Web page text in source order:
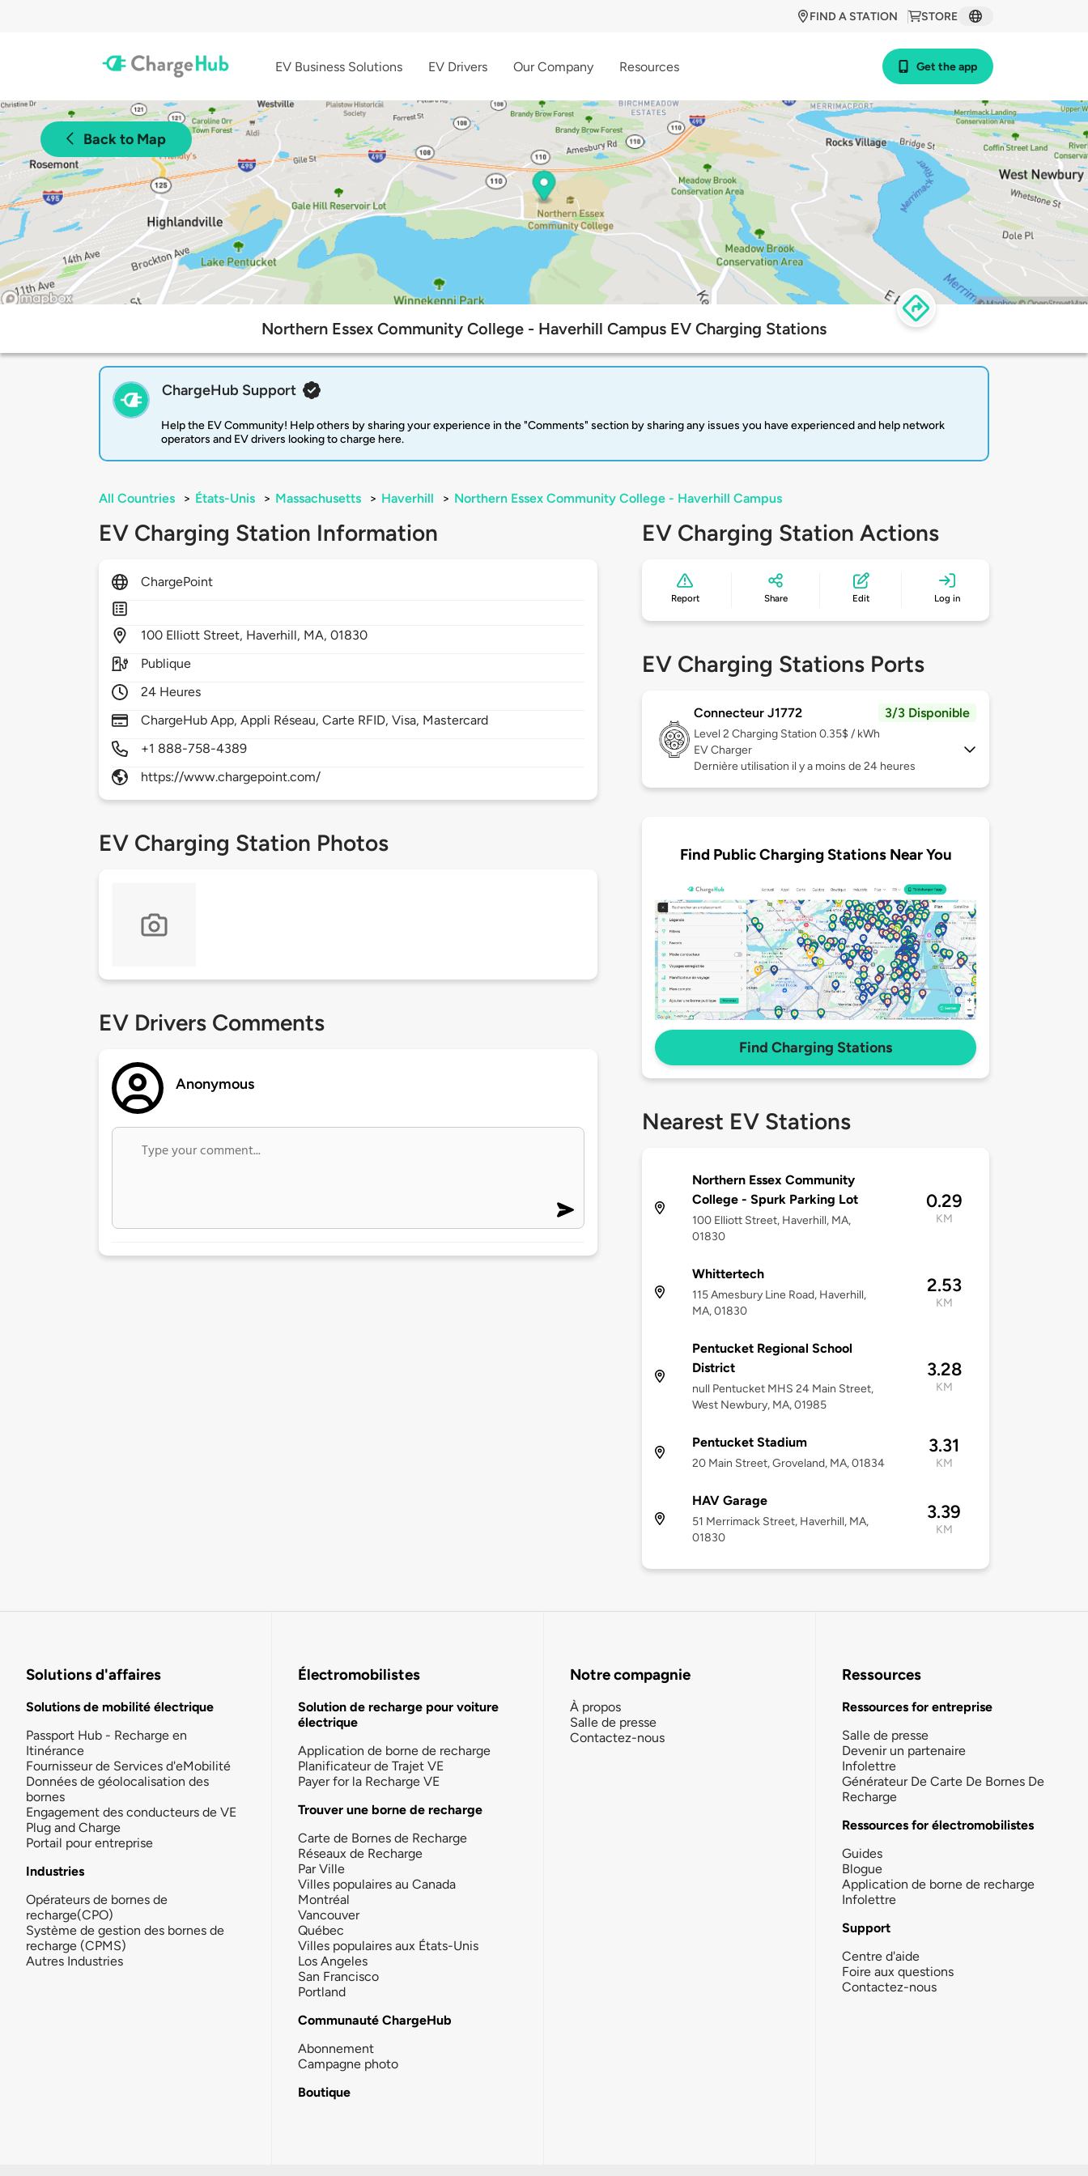
STORE
FIND A STATION
EV Business Solutions EV Drivers Our Company Resources Get the app
Back to Map
Northern Essex Community College - Haverhill Campus EV Charging Stations
ChargeHub Support
Help the EV Community! Help others by sharing your experience in the "Comments" section by sharing any issues you have experienced and help network
operators and EV drivers looking to charge here.
All Countries > États-Unis > Massachusetts > Haverhill > Northern Essex Community College - Haverhill Campus
EV Charging Station Information
ChargePoint
100 Elliott Street, Haverhill, MA,01830
Publique
24 Heures
ChargeHub App, Appli Réseau, Carte RFID, Visa, Mastercard
+1 888-758-4389
https://www.chargepoint.com/
EV Charging Station Photos
EV Drivers Comments
Anonymous
EV Charging Station Actions
Report Share Edit Log in
EV Charging Stations Ports
Connecteur J1772 3/3 Disponible
Level 2 Charging Station 0.35$ / kWh
EV Charger
Dernière utilisation il y a moins de 24 heures
Find Public Charging Stations Near You
Find Charging Stations
Nearest EV Stations
Northern Essex Community
College - Spurk Parking Lot
100 Elliott Street, Haverhill, MA,
01830
0.29
KM
Whittertech
115 Amesbury Line Road, Haverhill,
MA, 01830
2.53
KM
Pentucket Regional School
District
null Pentucket MHS 24 Main Street,
West Newbury, MA, 01985
3.28
KM
Pentucket Stadium
20 Main Street, Groveland, MA, 01834
3.31
KM
HAV Garage
51 Merrimack Street, Haverhill, MA,
01830
3.39
KM
Solutions d'affaires
Solutions de mobilité électrique
Passport Hub - Recharge en
Itinérance
Fournisseur de Services d'eMobilité
Données de géolocalisation des
bornes
Engagement des conducteurs de VE
Plug and Charge
Portail pour entreprise
Industries
Opérateurs de bornes de
recharge(CPO)
Système de gestion des bornes de
recharge (CPMS)
Autres Industries
Électromobilistes
Solution de recharge pour voiture
électrique
Application de borne de recharge
Planificateur de Trajet VE
Payer for la Recharge VE
Trouver une borne de recharge
Carte de Bornes de Recharge
Réseaux de Recharge
Par Ville
Villes populaires au Canada
Montréal
Vancouver
Québec
Villes populaires aux États-Unis
Los Angeles
San Francisco
Portland
Communauté ChargeHub
Abonnement
Campagne photo
Boutique
Notre compagnie
À propos
Salle de presse
Contactez-nous
Ressources
Ressources for entreprise
Salle de presse
Devenir un partenaire
Infolettre
Générateur De Carte De Bornes De
Recharge
Ressources for électromobilistes
Guides
Blogue
Application de borne de recharge
Infolettre
Support
Centre d'aide
Foire aux questions
Contactez-nous